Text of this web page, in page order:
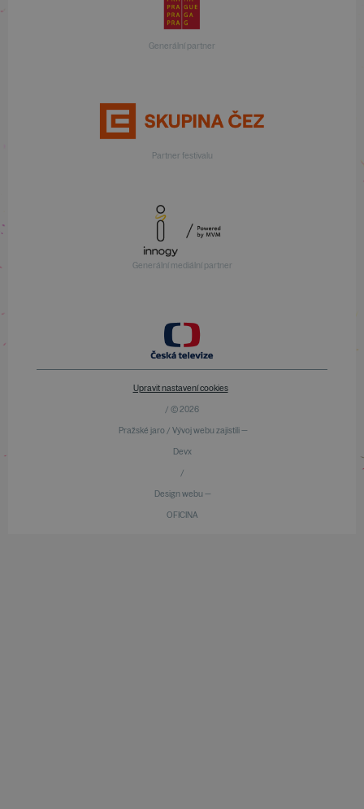
Generální partner
Partner festivalu
Generální mediální partner
Upravit nastavení cookies
/ © 2026
Pražské jaro / Vývoj webu zajistili —
Devx
/
Design webu —
OFICINA